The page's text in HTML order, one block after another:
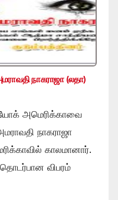
நாகராஜா (லதா)
அமெரிக்காவை
நாகராஜா
காலமானார்.
விபரம்